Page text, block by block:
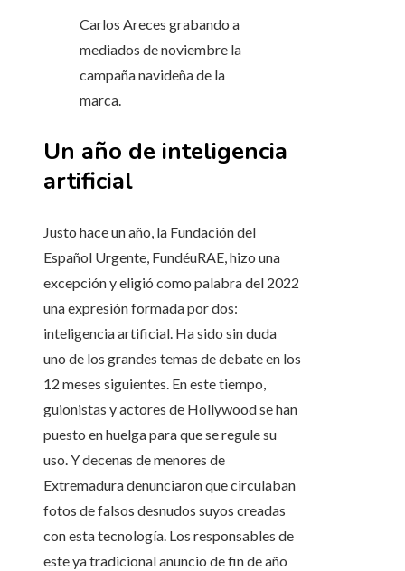
Carlos Areces grabando a
mediados de noviembre la
campaña navideña de la
marca.
Un año de inteligencia
artificial
Justo hace un año, la Fundación del
Español Urgente, FundéuRAE, hizo una
excepción y eligió como palabra del 2022
una expresión formada por dos:
inteligencia artificial. Ha sido sin duda
uno de los grandes temas de debate en los
12 meses siguientes. En este tiempo,
guionistas y actores de Hollywood se han
puesto en huelga para que se regule su
uso. Y decenas de menores de
Extremadura denunciaron que circulaban
fotos de falsos desnudos suyos creadas
con esta tecnología. Los responsables de
este ya tradicional anuncio de fin de año